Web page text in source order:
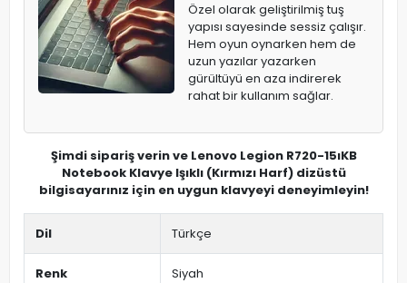
Özel olarak geliştirilmiş tuş
yapısı sayesinde sessiz çalışır.
Hem oyun oynarken hem de
uzun yazılar yazarken
gürültüyü en aza indirerek
rahat bir kullanım sağlar.
Şimdi sipariş verin ve Lenovo Legion R720-15ıKB
Notebook Klavye Işıklı (Kırmızı Harf) dizüstü
bilgisayarınız için en uygun klavyeyi deneyimleyin!
Dil Türkçe
Renk Siyah